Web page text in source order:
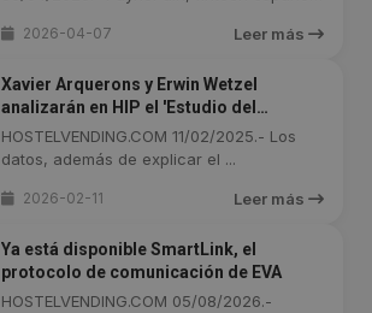
2026-04-07 Leer más
Xavier Arquerons y Erwin Wetzel
analizarán en HIP el 'Estudio del
Consumidor' de Arbitrade
HOSTELVENDING.COM 11/02/2025.- Los
datos, además de explicar el ...
2026-02-11 Leer más
Ya está disponible SmartLink, el
protocolo de comunicación de EVA
HOSTELVENDING.COM 05/08/2026.-